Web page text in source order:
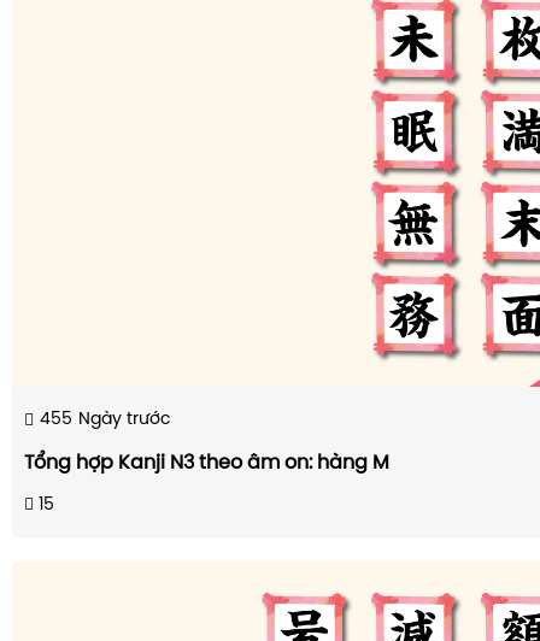
455 Ngày trước
Tổng hợp Kanji N3 theo âm on: hàng M
15